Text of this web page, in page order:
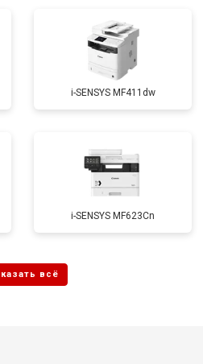
i-SENSYS MF411dw
i-SENSYS MF623Cn